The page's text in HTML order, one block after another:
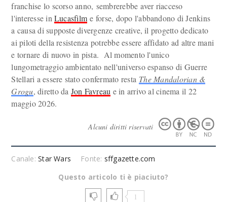
franchise lo scorso anno, sembrerebbe aver riacceso
l'interesse inLucasfilm e forse, dopo l'abbandono di Jenkins
a causa di supposte divergenze creative, il progetto dedicato
ai piloti della resistenza potrebbe essere affidato ad altre mani
e tornare di nuovo in pista. Al momento l'unico
lungometraggio ambientato nell'universo espanso di Guerre
Stellari a essere stato confermato resta The Mandalorian &
Grogu, diretto da Jon Favreau e in arrivo al cinema il 22
maggio 2026.
Alcuni diritti riservati
Canale:Star Wars Fonte: sffgazette.com
Questo articolo ti è piaciuto?
1